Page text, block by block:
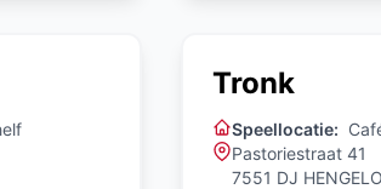
Tronk
Speellocatie:
Pastoriestraat 41
7551 DJ